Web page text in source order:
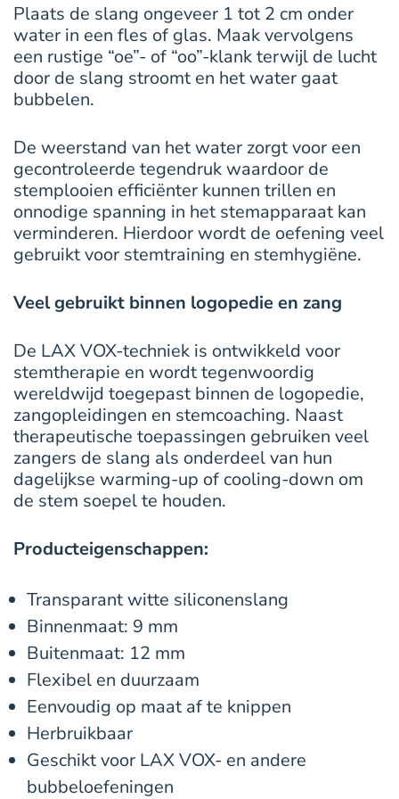
Plaats de slang ongeveer 1 tot 2 cm onder
water in een fles of glas. Maak vervolgens
een rustige “oe”- of “oo”-klank terwijl de lucht
door de slang stroomt en het water gaat
bubbelen.
De weerstand van het water zorgt voor een
gecontroleerde tegendruk waardoor de
stemplooien efficiënter kunnen trillen en
onnodige spanning in het stemapparaat kan
verminderen. Hierdoor wordt de oefening veel
gebruikt voor stemtraining en stemhygiëne.
Veel gebruikt binnen logopedie en zang
De LAX VOX-techniek is ontwikkeld voor
stemtherapie en wordt tegenwoordig
wereldwijd toegepast binnen de logopedie,
zangopleidingen en stemcoaching. Naast
therapeutische toepassingen gebruiken veel
zangers de slang als onderdeel van hun
dagelijkse warming-up of cooling-down om
de stem soepel te houden.
Producteigenschappen:
Transparant witte siliconenslang
Binnenmaat: 9 mm
Buitenmaat: 12 mm
Flexibel en duurzaam
Eenvoudig op maat af te knippen
Herbruikbaar
Geschikt voor LAX VOX- en andere
bubbeloefeningen